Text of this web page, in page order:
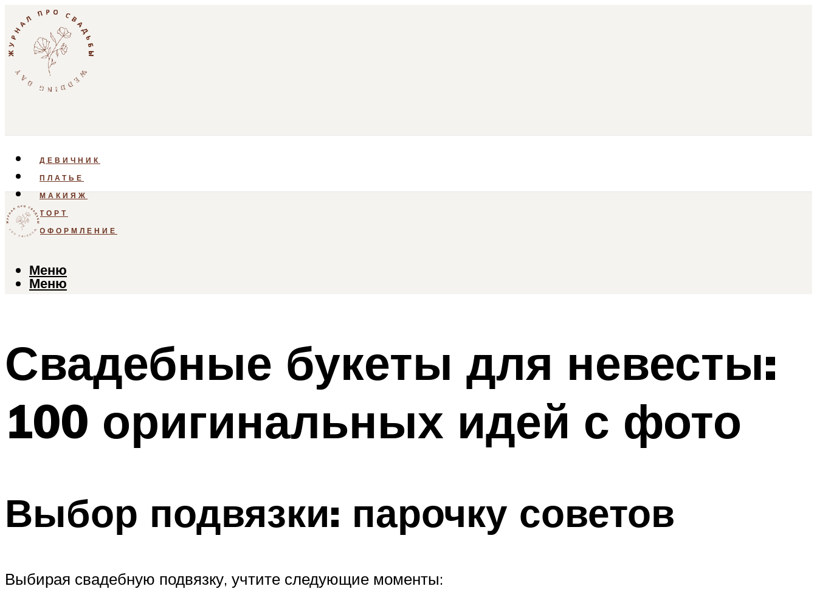
ДЕВИЧНИК
ПЛАТЬЕ
МАКИЯЖ
ТОРТ
ОФОРМЛЕНИЕ
Меню
Меню
Свадебные букеты для невесты:
100 оригинальных идей с фото
Выбор подвязки: парочку советов
Выбирая свадебную подвязку, учтите следующие моменты: